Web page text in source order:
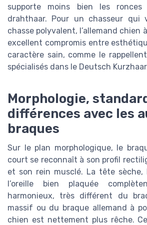
supporte moins bien les ronces
drahthaar. Pour un chasseur
chasse polyvalent, l’allemand chien
excellent compromis entre
caractère sain, comme le
spécialisés dans le Deutsch
Morphologie,
différences avec les
braques
Sur le plan morphologique, le
court se reconnaît à son profil
et son rein musclé. La tête sèche,
l’oreille bien plaquée
harmonieux, très différent du
massif ou du braque allemand à
chien est nettement plus rêche.